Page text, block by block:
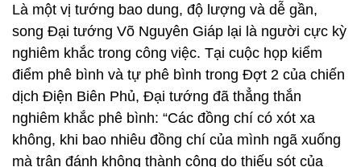
Là một vị tướng bao dung, độ lượng và dễ gần,
song Đại tướng Võ Nguyên Giáp lại là người cực kỳ
nghiêm khắc trong công việc. Tại cuộc họp kiểm
điểm phê bình và tự phê bình trong Đợt 2 của chiến
dịch Điện Biên Phủ, Đại tướng đã thẳng thắn
nghiêm khắc phê bình: “Các đồng chí có xót xa
không, khi bao nhiêu đồng chí của mình ngã xuống
mà trận đánh không thành công do thiếu sót của